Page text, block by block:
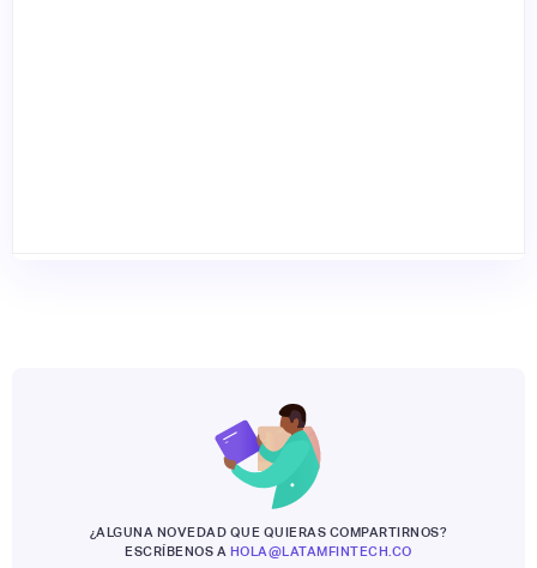
¿ALGUNA NOVEDAD QUE QUIERAS COMPARTIRNOS?
ESCRÍBENOS A HOLA@LATAMFINTECH.CO